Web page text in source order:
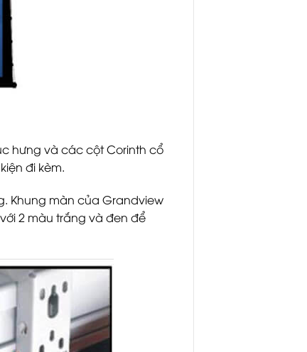
hưng và các cột Corinth cổ
đi kèm.
Khung màn của Grandview
2 màu trắng và đen để